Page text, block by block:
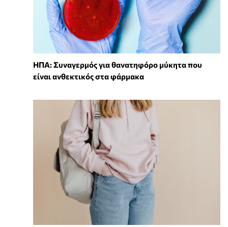
ΗΠΑ: Συναγερμός για θανατηφόρο μύκητα που
είναι ανθεκτικός στα φάρμακα